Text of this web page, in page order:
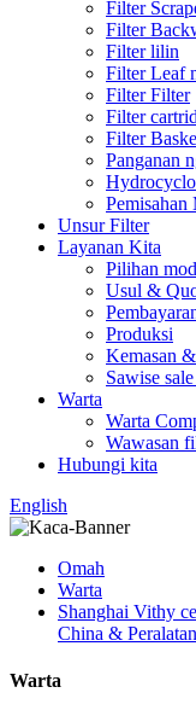
Filter
Filter
Filter lilin
Filter Leaf
Filter Filter
Filter
Filter
Panganan
Pemisahan
Unsur Filter
Layanan Kita
Pilihan
Usul &
Produksi
Kemasan
Sawise
Warta
Warta
Wawasan
Hubungi kita
English
Omah
Warta
Shanghai Vithy
China &
Warta